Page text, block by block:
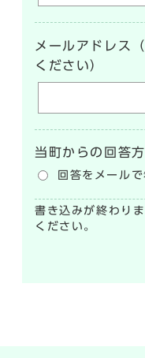
メールアドレス
ください）
当町からの回答
回答をメールで
書き込みが終わり
ください。